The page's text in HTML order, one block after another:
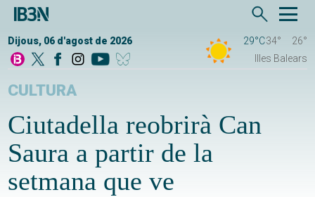
Dijous, 06 d'agost de 2026 29°C34°
26°
Illes Balears
CULTURA
Ciutadella reobrirà Can
Saura a partir de la
setmana que ve